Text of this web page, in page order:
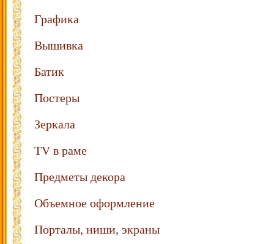
Графика
Вышивка
Батик
Постеры
Зеркала
TV в раме
Предметы декора
Объемное оформление
Порталы, ниши, экраны